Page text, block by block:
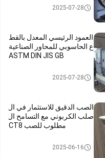
صب الاستثمار الدقيق2025-07-28
العمود الرئيسي المعدل بالقط
ع الحاسوبي للمحاور الصناعية
ASTM DIN JIS GB
صب الاستثمار الدقيق2025-07-28
الصب الدقيق للاستثمار في ال
صلب الكربوني مع التسامح ال
مطلوب للصب CT8
صب الاستثمار الدقيق2025-06-16